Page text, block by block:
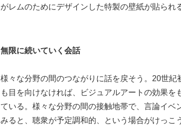
がレムのためにデザインした特製の壁紙が貼られ
無限に続いていく会話
様々な分野の間のつながりに話を戻そう。20世
も目を向けなければ、ビジュアルアートの効果
ている。様々な分野の間の接触地帯で、言論イ
みると、聴衆が予定調和的、という場合がけっ